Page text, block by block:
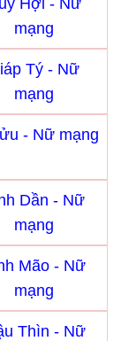
Hợi - Nữ
mạng
Tý - Nữ
mạng
- Nữ mạng
Dần - Nữ
mạng
Mão - Nữ
mạng
Thìn - Nữ